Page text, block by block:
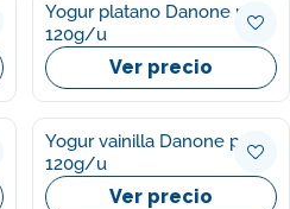
Yogur platano Danone p4
120g/u
Ver precio
Yogur vainilla Danone p4
120g/u
Ver precio